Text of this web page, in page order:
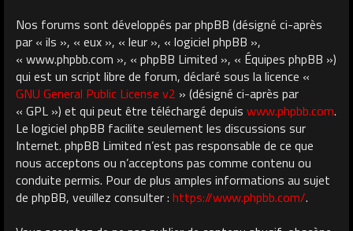
Nos forums sont développés par phpBB (désigné ci-après
par « ils », « eux », « leur », « logiciel phpBB »,
« www.phpbb.com », « phpBB Limited », « Équipes phpBB »)
qui est un script libre de forum, déclaré sous la licence «
GNU General Public License v2 » (désigné ci-après par
« GPL ») et qui peut être téléchargé depuis www.phpbb.com.
Le logiciel phpBB facilite seulement les discussions sur
Internet. phpBB Limited n’est pas responsable de ce que
nous acceptons ou n’acceptons pas comme contenu ou
conduite permis. Pour de plus amples informations au sujet
de phpBB, veuillez consulter : https://www.phpbb.com/.